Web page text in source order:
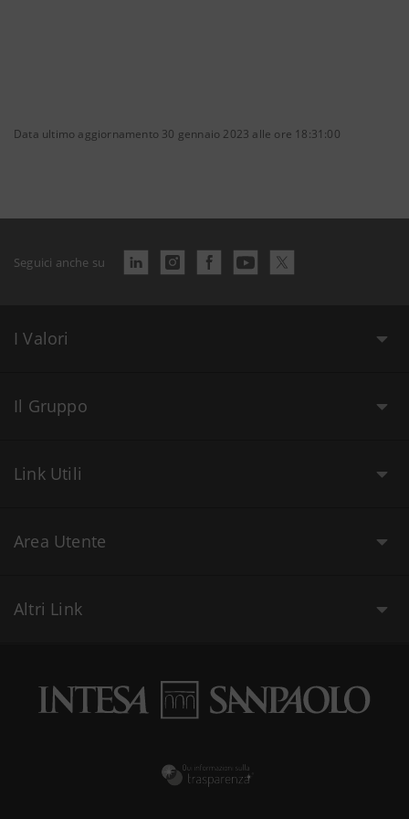
Data ultimo aggiornamento 30 gennaio 2023 alle ore 18:31:00
Seguici anche su
I Valori
Il Gruppo
Link Utili
Area Utente
Altri Link